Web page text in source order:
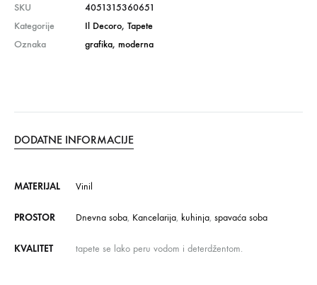
SKU
4051315360651
Kategorije
Il Decoro, Tapete
Oznaka
grafika, moderna
DODATNE INFORMACIJE
MATERIJAL Vinil
PROSTOR Dnevna soba, Kancelarija, kuhinja, spavaća soba
KVALITET tapete se lako peru vodom i deterdžentom.